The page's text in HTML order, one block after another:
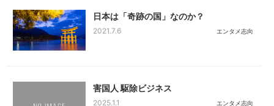
日本は「奇跡の国」なのか？
2021.7.6 エンタメ志向
害国人 駆除ビジネス
2025.1.1 エンタメ志向